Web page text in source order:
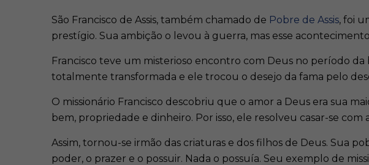
São Francisco de Assis, também chamado de Pobre de Assis, foi
prestígio. Sua ambição o levou à guerra, mas esse
Francisco teve um misterioso encontro com Deus no período
totalmente transformada e ele trocou o desejo da fama pelo
O missionário Francisco descobriu que o amor a Deus era sua
bem, propriedade e dinheiro. Por isso, ele resolveu casar-se com
Assim, tornou-se irmão das criaturas e dos filhos de Deus. Sua
poder, o prazer e o possuir. Nada o possuía. Seu exemplo de